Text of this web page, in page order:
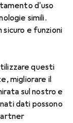
d'uso
simili.
e funzioni
questi
migliorare il
sul nostro e
dati possono